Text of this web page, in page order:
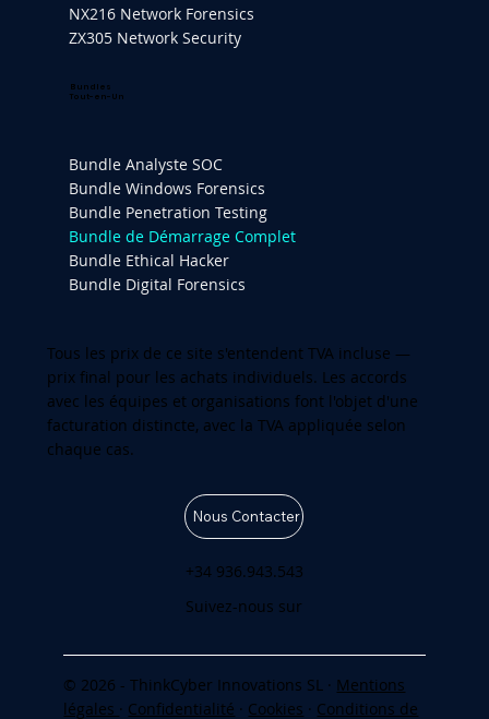
NX216 Network Forensics
ZX305 Network Security
Bundles
Tout-en-Un
Bundle Analyste SOC
Bundle Windows Forensics
Bundle Penetration Testing
Bundle de Démarrage Complet
Bundle Ethical Hacker
Bundle Digital Forensics
Tous les prix de ce site s'entendent TVA incluse —
prix final pour les achats individuels. Les accords
avec les équipes et organisations font l'objet d'une
facturation distincte, avec la TVA appliquée selon
chaque cas.
Nous Contacter
+34 936.943.543
Suivez-nous sur
© 2026 - ThinkCyber Innovations SL · Mentions
légales · Confidentialité · Cookies · Conditions de